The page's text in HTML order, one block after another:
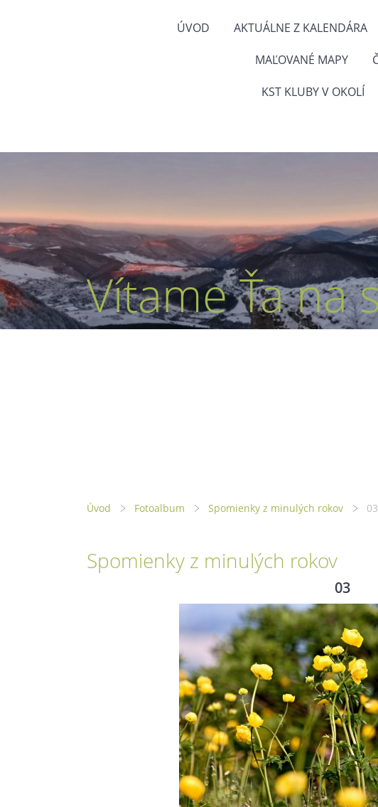
ÚVOD AKTUÁLNE Z KALENDÁRA
MAĽOVANÉ MAPY
KST KLUBY V OKOLÍ
Vítame Ťa na
Úvod Fotoalbum Spomienky z minulých rokov 03
Spomienky z minulých rokov
03